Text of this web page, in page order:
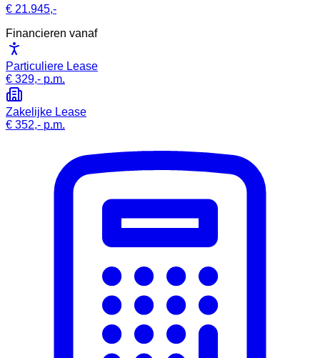
€ 21.945,-
Financieren vanaf
Particuliere Lease
€ 329,- p.m.
Zakelijke Lease
€ 352,- p.m.